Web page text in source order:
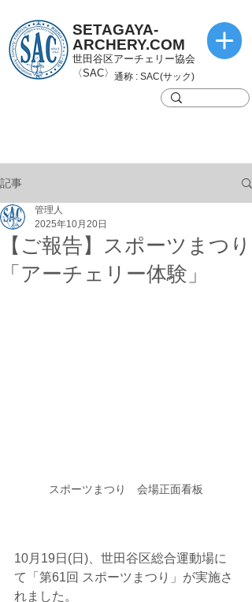
SETAGAYA-
ARCHERY.COM
世田谷区アーチェリー協会
〈SAC〉 通称 : SAC(サック)
記事
【ご報告】スポーツまつり
「アーチェリー体験」
管理人
2025年10月20日
スポーツまつり　会場正面看板
10月19日(日)、世田谷区総合運動場に
て「第61回 スポーツまつり」が実施さ
れました。